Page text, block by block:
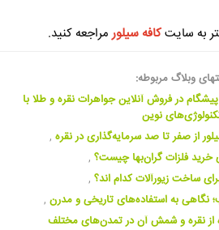
به سایتکافه سیلورمراجعه کنید.
وبلاگ مربوطه:
پیشگام در فروش آنلاین جواهرات نقره و طلا با
نوین
از صفر تا صد سرمایه‌گذاری در نقره ,
خرید فلزات گران‌بها چیست؟ ,
ساخت زیورآلات کدام اند؟ ,
نگاهی به استفاده‌های تاریخی و مدرن ,
از نقره و شمش آن در تمدن‌های مختلف